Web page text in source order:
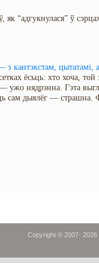
як “адгукнулася” ў
з кантэкстам, цытатамі,
ёсьць: хто хоча,
ужо нядрэнна. Гэта
сам дыялёг — страшна.
Copyright © 2007- 2026